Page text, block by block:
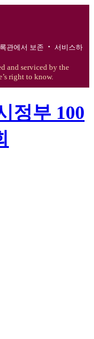
관에서 보존 ‧ 서비스하
and serviced by the
right to know.
정부 100